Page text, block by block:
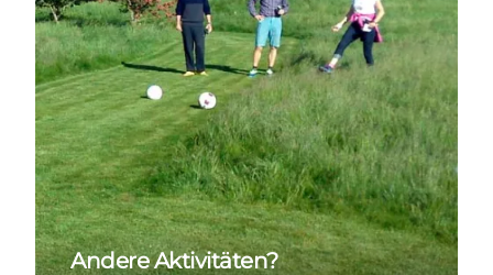
Andere Aktivitäten?